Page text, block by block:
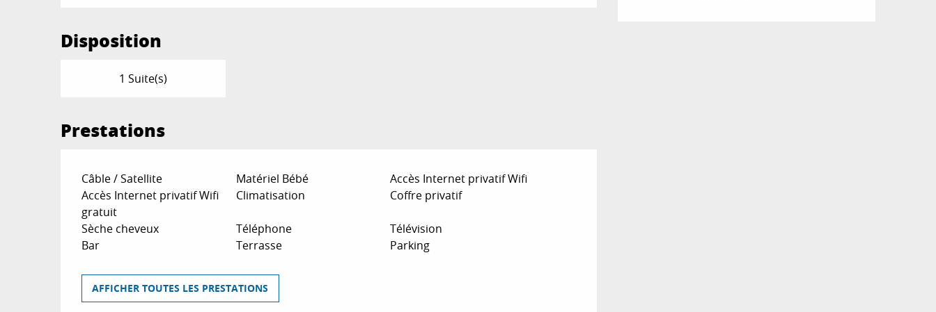
Disposition
1 Suite(s)
Prestations
Câble / Satellite Matériel Bébé
Accès Internet privatif Wifi
Accès Internet privatif Wifi
gratuit
Climatisation Coffre privatif
Sèche cheveux Téléphone
Télévision
Bar
Terrasse Parking
AFFICHER TOUTES LES PRESTATIONS